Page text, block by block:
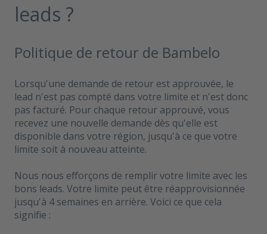
leads ?
Politique de retour de Bambelo
Lorsqu'une demande de retour est approuvée, le
lead n'est pas compté dans votre limite et n'est donc
pas facturé. Pour chaque retour approuvé, vous
recevez une nouvelle demande dès qu'elle est
disponible dans votre région, jusqu'à ce que votre
limite soit à nouveau atteinte.
Nous nous efforçons de remplir votre limite avec les
bons leads. Votre limite peut être réapprovisionnée
jusqu'à 4 semaines en arrière. Voici ce que cela
signifie :